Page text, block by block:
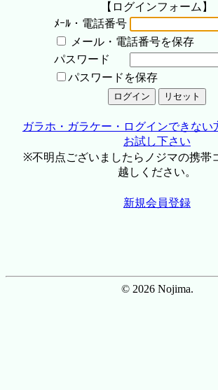
【ログインフォーム】
ﾒｰﾙ・電話番号
メール・電話番号を保存
パスワード
パスワードを保存
ガラホ・ガラケー・ログインできない
お試し下さい
※不明点ございましたらノジマの携帯
越しください。
新規会員登録
© 2026 Nojima.